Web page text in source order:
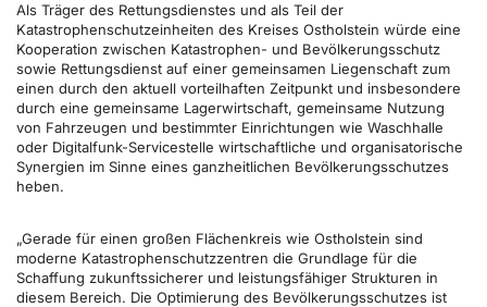
Als Träger des Rettungsdienstes und als Teil der
Katastrophenschutzeinheiten des Kreises Ostholstein würde eine
Kooperation zwischen Katastrophen- und Bevölkerungsschutz
sowie Rettungsdienst auf einer gemeinsamen Liegenschaft zum
einen durch den aktuell vorteilhaften Zeitpunkt und insbesondere
durch eine gemeinsame Lagerwirtschaft, gemeinsame Nutzung
von Fahrzeugen und bestimmter Einrichtungen wie Waschhalle
oder Digitalfunk-Servicestelle wirtschaftliche und organisatorische
Synergien im Sinne eines ganzheitlichen Bevölkerungsschutzes
heben.
„Gerade für einen großen Flächenkreis wie Ostholstein sind
moderne Katastrophenschutzzentren die Grundlage für die
Schaffung zukunftssicherer und leistungsfähiger Strukturen in
diesem Bereich. Die Optimierung des Bevölkerungsschutzes ist